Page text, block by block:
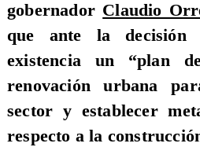
gobernador Claudio
que ante la decisión
existencia un “plande
renovación urbana
sector y establecer
respecto a la